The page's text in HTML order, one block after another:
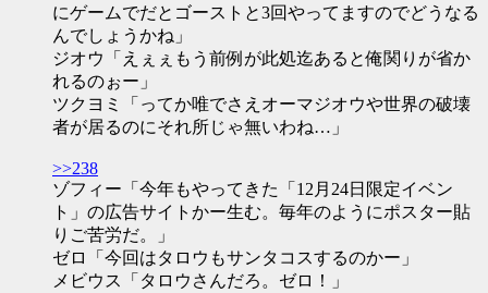
にゲームでだとゴーストと3回やってますのでどうなる
んでしょうかね」
ジオウ「えぇぇもう前例が此処迄あると俺関りが省か
れるのぉー」
ツクヨミ「ってか唯でさえオーマジオウや世界の破壊
者が居るのにそれ所じゃ無いわね…」
>>238
ゾフィー「今年もやってきた「12月24日限定イベン
ト」の広告サイトかー生む。毎年のようにポスター貼
りご苦労だ。」
ゼロ「今回はタロウもサンタコスするのかー」
メビウス「タロウさんだろ。ゼロ！」